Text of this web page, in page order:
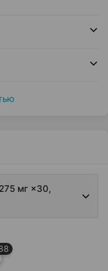
мг ×30,